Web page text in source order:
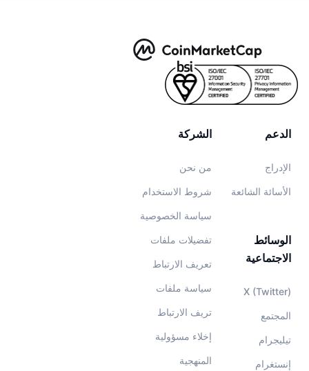
الشركة
من نحن
شروط الاستخدام
سياسة الخصوصية
تفضيلات ملفات
تعريف الارتباط
سياسة ملفات
تريف الارتباط
إخلاء مسؤولية
المنهجية
الدعم
الإدراج
الأسائة الشائعة
الوسائط
الاجتماعية
X (Twitter)
المجتمع
تيليجرام
إنستغرام